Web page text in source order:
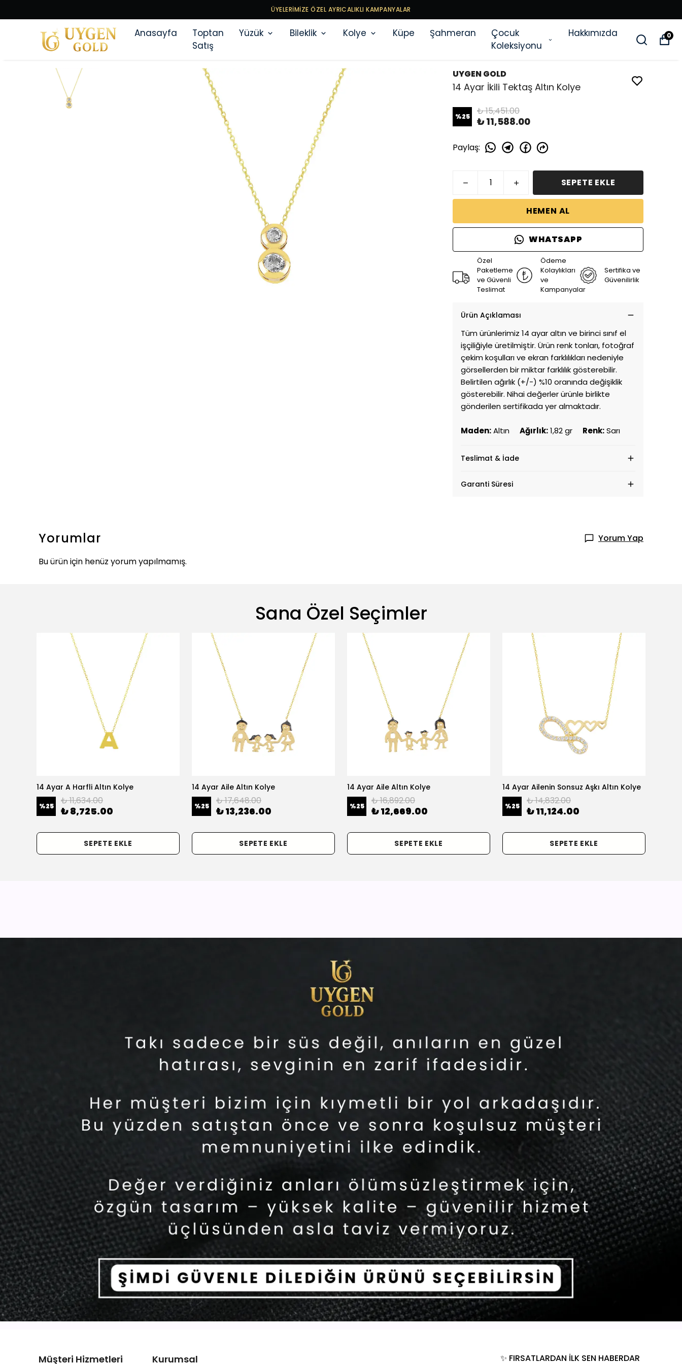
ÜYELERİMİZE ÖZEL AYRICALIKLI KAMPANYALAR
Anasayfa
Toptan
Satış
Yüzük Bileklik Kolye Küpe Şahmeran
Çocuk
Koleksiyonu
Hakkımızda 0
UYGEN GOLD
14 Ayar İkili Tektaş Altın Kolye
%25 ₺ 15,451.00
₺ 11,588.00
Paylaş:
SEPETE EKLE
HEMEN AL
WHATSAPP
Özel
Paketleme
ve Güvenli
Teslimat
Ödeme
Kolaylıkları
ve
Kampanyalar
Sertifika ve
Güvenilirlik
Ürün Açıklaması
Tüm ürünlerimiz 14 ayar altın ve birinci sınıf el
işçiliğiyle üretilmiştir. Ürün renk tonları, fotoğraf
çekim koşulları ve ekran farklılıkları nedeniyle
görsellerden bir miktar farklılık gösterebilir.
Belirtilen ağırlık (+/-) %10 oranında değişiklik
gösterebilir. Nihai değerler ürünle birlikte
gönderilen sertifikada yer almaktadır.
Maden:Altın Ağırlık:1,82 gr Renk:Sarı
Teslimat & İade
Garanti Süresi
Yorumlar
Yorum Yap
Bu ürün için henüz yorum yapılmamış.
Sana Özel Seçimler
14 Ayar A Harfli Altın Kolye
%25 ₺ 11,634.00
₺ 8,725.00
SEPETE EKLE
14 Ayar Aile Altın Kolye
%25 ₺ 17,648.00
₺ 13,236.00
SEPETE EKLE
14 Ayar Aile Altın Kolye
%25 ₺ 16,892.00
₺ 12,669.00
SEPETE EKLE
14 Ayar Ailenin Sonsuz Aşkı Altın Kolye
%25 ₺ 14,832.00
₺ 11,124.00
SEPETE EKLE
Müşteri Hizmetleri Kurumsal ✨ FIRSATLARDAN İLK SEN HABERDAR